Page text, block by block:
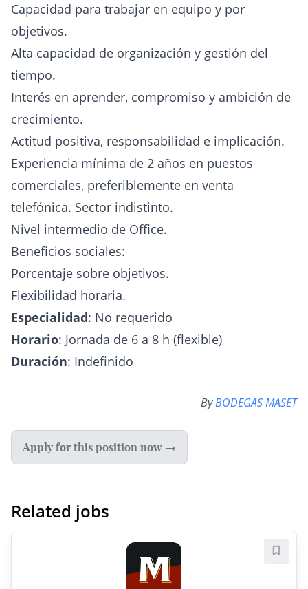
Capacidad para trabajar en equipo y por
objetivos.
Alta capacidad de organización y gestión del
tiempo.
Interés en aprender, compromiso y ambición de
crecimiento.
Actitud positiva, responsabilidad e implicación.
Experiencia mínima de 2 años en puestos
comerciales, preferiblemente en venta
telefónica. Sector indistinto.
Nivel intermedio de Office.
Beneficios sociales:
Porcentaje sobre objetivos.
Flexibilidad horaria.
Especialidad: No requerido
Horario: Jornada de 6 a 8 h (flexible)
Duración: Indefinido
ByBODEGAS MASET
Apply for this position now →
Related jobs
Save